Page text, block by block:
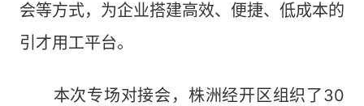
会等方式，为企业搭建高效、便捷、低成本的
引才用工平台。
本次专场对接会，株洲经开区组织了30